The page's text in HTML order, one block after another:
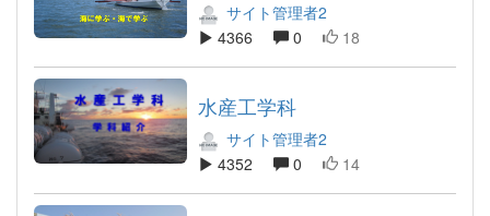
サイト管理者2
4366
0 18
水産工学科
サイト管理者2
4352
0 14